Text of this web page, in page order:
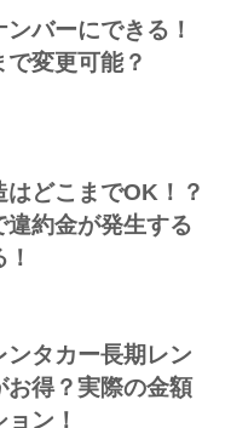
バーにできる！
変更可能？
はどこまでOK！？
違約金が発生する
ンタカー長期レン
お得？実際の金額
ン！